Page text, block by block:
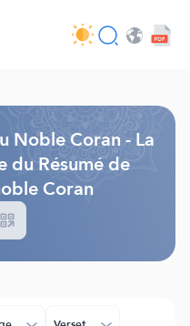
du site - API
Noble Coran - La
Résumé de
Coran